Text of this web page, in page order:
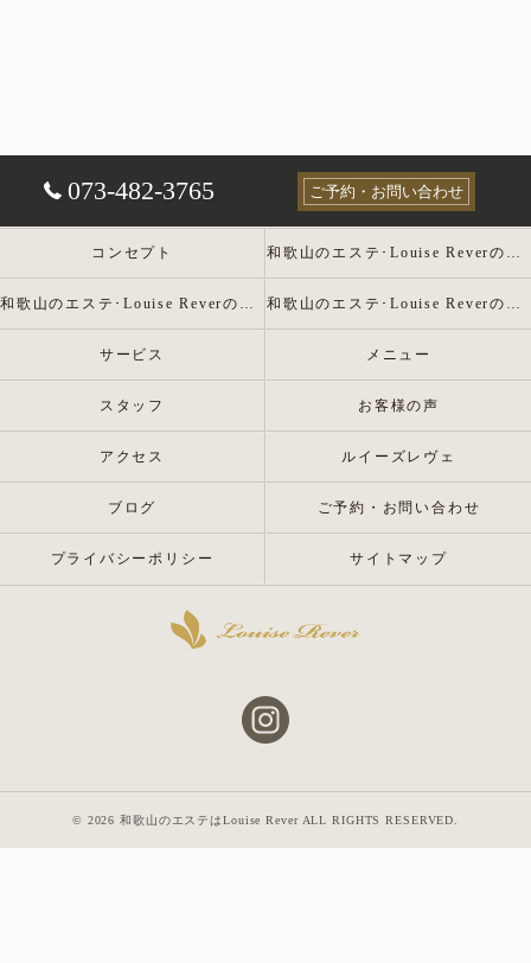
073-482-3765 ご予約・お問い合わせ
コンセプト 和歌山のエステ･Louise Reverの口コミ情報
和歌山のエステ･Louise Reverの評判 和歌山のエステ･Louise Reverのお客様の声
サービス メニュー
スタッフ お客様の声
アクセス ルイーズレヴェ
ブログ ご予約・お問い合わせ
プライバシーポリシー サイトマップ
© 2026 和歌山のエステはLouise Rever ALL RIGHTS RESERVED.